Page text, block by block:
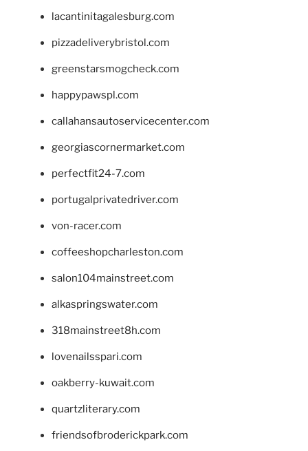
lacantinitagalesburg.com
pizzadeliverybristol.com
greenstarsmogcheck.com
happypawspl.com
callahansautoservicecenter.com
georgiascornermarket.com
perfectfit24-7.com
portugalprivatedriver.com
von-racer.com
coffeeshopcharleston.com
salon104mainstreet.com
alkaspringswater.com
318mainstreet8h.com
lovenailsspari.com
oakberry-kuwait.com
quartzliterary.com
friendsofbroderickpark.com